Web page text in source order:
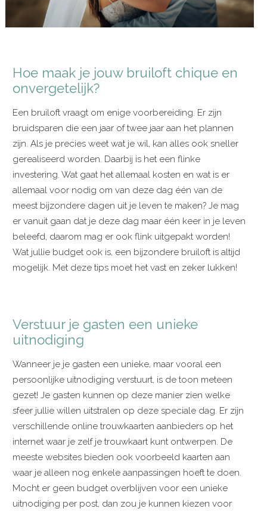
Hoe maak je jouw bruiloft chique en
onvergetelijk?
Een bruiloft vraagt om enige voorbereiding. Er zijn
bruidsparen die een jaar of twee jaar aan het plannen
zijn. Als je precies weet wat je wil, kan alles ook sneller
gerealiseerd worden. Daarbij is het een flinke
investering. Wat gaat het allemaal kosten en wat is er
allemaal voor nodig om van deze dag één van de
meest bijzondere dagen uit je leven te maken? Je mag
er vanuit gaan dat je deze dag maar één keer in je leven
beleefd, daarom mag er ook flink uitgepakt worden!
Wat jullie budget ook is, een bijzondere bruiloft is altijd
mogelijk. Met deze tips moet het vast en zeker lukken!
Verstuur je gasten een unieke
uitnodiging
Wanneer je je gasten een unieke, maar vooral een
persoonlijke uitnodiging verstuurt, is de toon meteen
gezet! Je gasten kunnen op deze manier zien welke
sfeer jullie willen uitstralen op deze speciale dag. Er zijn
verschillende online trouwkaarten aanbieders op het
internet waar je zelf je trouwkaart kunt ontwerpen. De
meeste websites bieden ook voorbeeld kaarten aan
waar je alleen nog enkele aanpassingen hoeft te doen.
Mocht er geen budget overblijven voor een unieke
uitnodiging per post, dan zou je kunnen kiezen voor